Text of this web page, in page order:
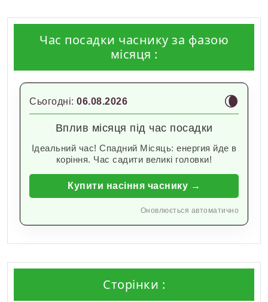
Час посадки часнику за фазою
місяця :
Сьогодні: 06.08.2026 🌘
Вплив місяця під час посадки
Ідеальний час! Спадний Місяць: енергия йде в
коріння. Час садити великі головки!
Купити насіння часнику →
Оновлюється автоматично
Сторінки :